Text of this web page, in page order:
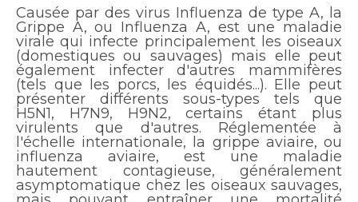
Causée par des virus Influenza de type A, la
Grippe A, ou Influenza A, est une maladie
virale qui infecte principalement les oiseaux
(domestiques ou sauvages) mais elle peut
également infecter d'autres mammifères
(tels que les porcs, les équidés...). Elle peut
présenter différents sous-types tels que
H5N1, H7N9, H9N2, certains étant plus
virulents que d'autres. Réglementée à
l'échelle internationale, la grippe aviaire, ou
influenza aviaire, est une maladie
hautement contagieuse, généralement
asymptomatique chez les oiseaux sauvages,